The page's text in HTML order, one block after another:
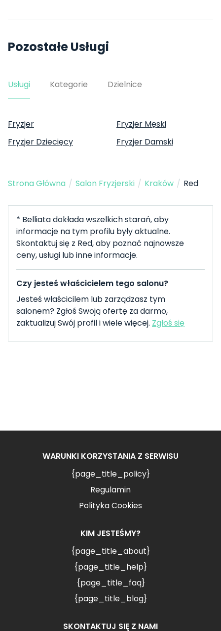
Pozostałe Usługi
Usługi Kategorie Dzielnice
Fryzjer
Fryzjer Męski
Fryzjer Dziecięcy
Fryzjer Damski
Strona Główna / Salon Fryzjerski / Kraków / Red
* Belliata dokłada wszelkich starań, aby
informacje na tym profilu były aktualne.
Skontaktuj się z Red, aby poznać najnowsze
ceny, usługi lub inne informacje.
Czy jesteś właścicielem tego salonu?
Jesteś właścicilem lub zarządzasz tym
salonem? Zgłoś Swoją ofertę za darmo,
zaktualizuj Swój profil i wiele więcej. Zgłoś się
WARUNKI KORZYSTANIA Z SERWISU
{page_title_policy}
Regulamin
Polityka Cookies
KIM JESTEŚMY?
{page_title_about}
{page_title_help}
{page_title_faq}
{page_title_blog}
SKONTAKTUJ SIĘ Z NAMI